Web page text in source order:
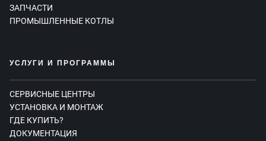
ЗАПЧАСТИ
ПРОМЫШЛЕННЫЕ КОТЛЫ
УСЛУГИ И ПРОГРАММЫ
СЕРВИСНЫЕ ЦЕНТРЫ
УСТАНОВКА И МОНТАЖ
ГДЕ КУПИТЬ?
ДОКУМЕНТАЦИЯ